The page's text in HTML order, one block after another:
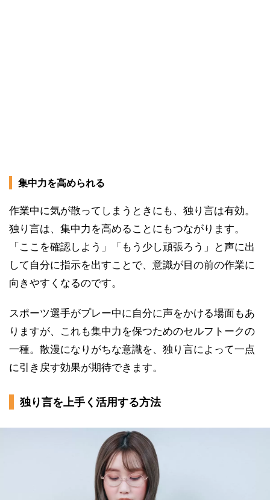
集中力を高められる
作業中に気が散ってしまうときにも、独り言は有効。
独り言は、集中力を高めることにもつながります。
「ここを確認しよう」「もう少し頑張ろう」と声に出
して自分に指示を出すことで、意識が目の前の作業に
向きやすくなるのです。
スポーツ選手がプレー中に自分に声をかける場面もあ
りますが、これも集中力を保つためのセルフトークの
一種。散漫になりがちな意識を、独り言によって一点
に引き戻す効果が期待できます。
独り言を上手く活用する方法